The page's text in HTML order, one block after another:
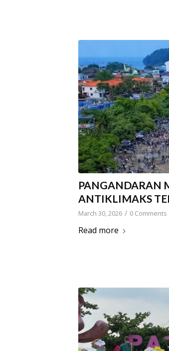
PANGANDARAN
ANTIKLIMAKS
March 30, 2026 / 0 Comments
Read more